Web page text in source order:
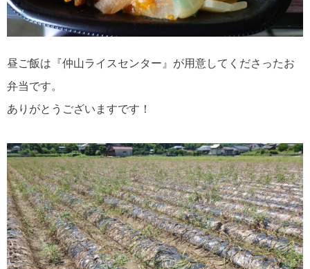
昼ご飯は『仲山ライスセンター』が用意してくださったお
弁当です。
ありがとうございますです！